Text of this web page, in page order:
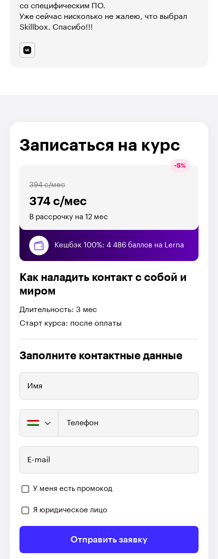
со специфическим ПО.
Уже сейчас нисколько не жалею, что выбрал
Skillbox. Спасибо!!!
Записаться на курс
-5%
374 с/мес
394 с/мес
В рассрочку на 12 мес
Кешбэк 100%: 4 486 баллов на Lerna
Как наладить контакт с собой и
миром
Длительность: 3 мес
Старт курса: после оплаты
Заполните контактные данные
Имя
Телефон
E-mail
У меня есть промокод
Я юридическое лицо
Отправить заявку